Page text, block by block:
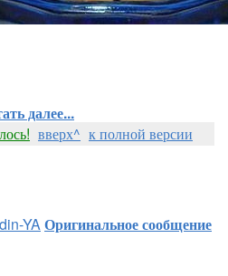
далее...
вверх^ к полной версии
YAОригинальное сообщение